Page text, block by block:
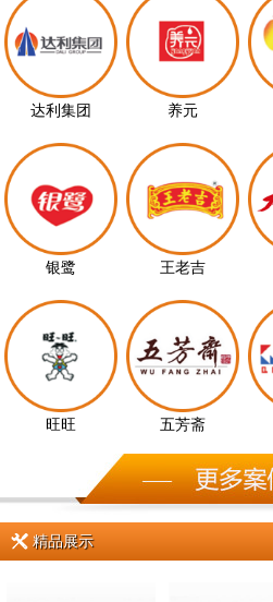
达利集团 养元
银鹭 王老吉
旺旺 五芳斋
精品展示